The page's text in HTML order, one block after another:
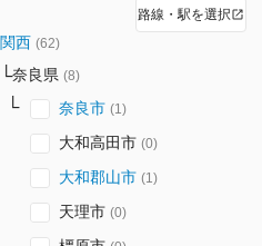
路線・駅を選択
関西 (62)
奈良県 (8)
奈良市 (1 )
大和高田市 (0)
大和郡山市 (1 )
天理市 (0)